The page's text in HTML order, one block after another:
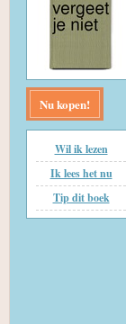
Nu kopen!
Wil ik lezen
Ik lees het nu
Tip dit boek